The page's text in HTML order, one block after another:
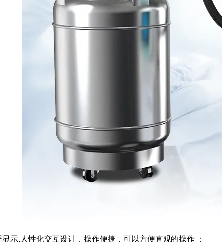
显示,人性化交互设计，操作便捷，可以方便直观的操作 ：